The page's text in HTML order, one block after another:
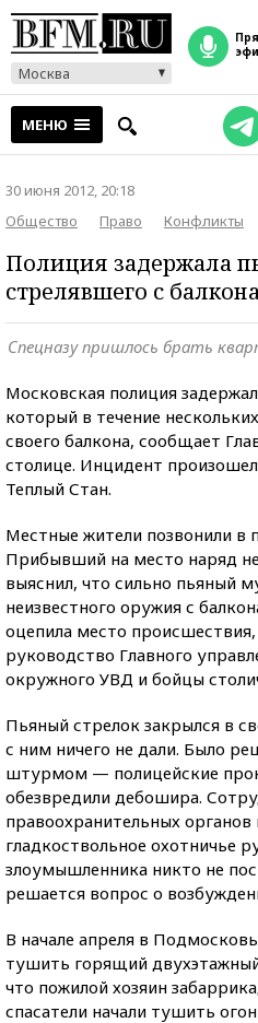
Москва
прямой
МЕНЮ
30 июня 2012, 20:18
Общество
Право Конфликты
Полиция задержала
стрелявшего с
Спецназу пришлось брать
Московская полиция
который в течение
своего балкона, сообщает
столице. Инцидент
Теплый Стан.
Местные жители позвонили в
Прибывший на место наряд
выяснил, что сильно пьяный
неизвестного оружия с
оцепила место
руководство Главного
окружного УВД и бойцы
Пьяный стрелок закрылся в
с ним ничего не дали. Было
штурмом — полицейские
обезвредили дебошира.
правоохранительных органов
гладкоствольное охотничье
злоумышленника никто не
решается вопрос о
В начале апреля в
тушить горящий
что пожилой хозяин
спасатели начали тушить